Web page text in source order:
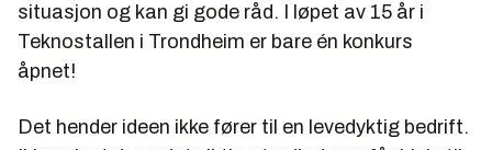
situasjon og kan gi gode råd. I løpet av 15 år i
Teknostallen i Trondheim er bare én konkurs
åpnet!
Det hender ideen ikke fører til en levedyktig bedrift.